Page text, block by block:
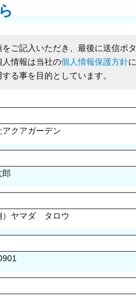
ご記入いただき、最後に送信ボ
情報は当社の個人情報保護方針
る事を目的としています。
クアガーデン
ヤマダ タロウ